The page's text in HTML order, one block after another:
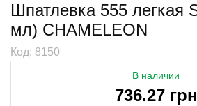
Шпатлевка 555 легкая
мл) CHAMELEON
Код: 8150
В наличии
736.27 грн